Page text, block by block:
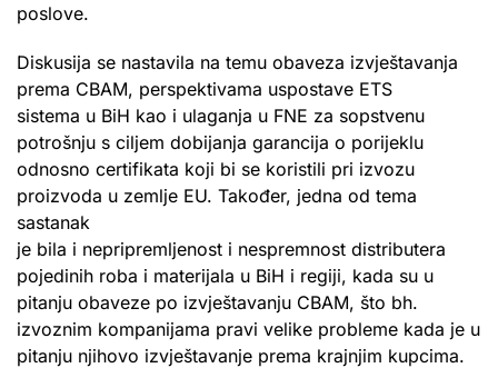
poslove.
Diskusija se nastavila na temu obaveza izvještavanja
prema CBAM, perspektivama uspostave ETS
sistema u BiH kao i ulaganja u FNE za sopstvenu
potrošnju s ciljem dobijanja garancija o porijeklu
odnosno certifikata koji bi se koristili pri izvozu
proizvoda u zemlje EU. Također, jedna od tema
sastanak
je bila i nepripremljenost i nespremnost distributera
pojedinih roba i materijala u BiH i regiji, kada su u
pitanju obaveze po izvještavanju CBAM, što bh.
izvoznim kompanijama pravi velike probleme kada je u
pitanju njihovo izvještavanje prema krajnjim kupcima.